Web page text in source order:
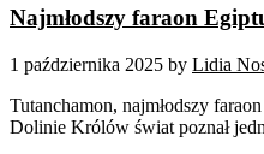
Najmłodszy faraon
1 października 2025 by Lidia
Tutanchamon, najmłodszy
Dolinie Królów świat poznał